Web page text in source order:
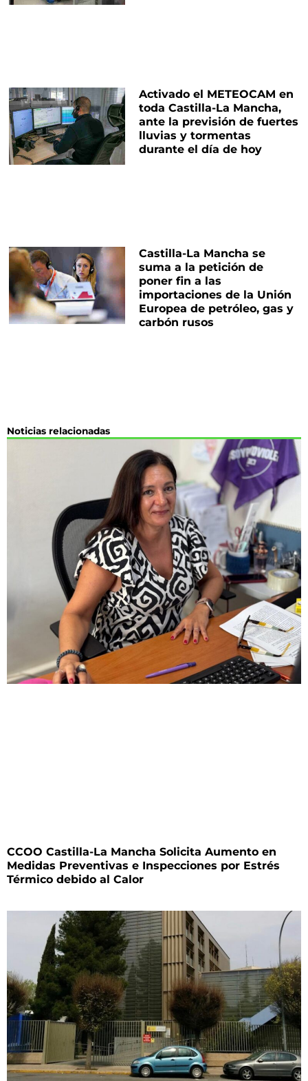
Activado el METEOCAM en
toda Castilla-La Mancha,
ante la previsión de fuertes
lluvias y tormentas
durante el día de hoy
Castilla-La Mancha se
suma a la petición de
poner fin a las
importaciones de la Unión
Europea de petróleo, gas y
carbón rusos
Noticias relacionadas
CCOO Castilla-La Mancha Solicita Aumento en
Medidas Preventivas e Inspecciones por Estrés
Térmico debido al Calor